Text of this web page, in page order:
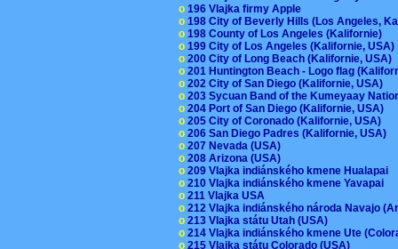
o 196 Vlajka firmy Apple
o 198 City of Beverly Hills (Los Angeles,
o 198 County of Los Angeles (Kalifornie)
o 199 City of Los Angeles (Kalifornie,
o 200 City of Long Beach (Kalifornie, USA)
o 201 Huntington Beach - Logo flag
o 202 City of San Diego (Kalifornie, USA)
o 203 Sycuan Band of the Kumeyaay
o 204 Port of San Diego (Kalifornie, USA)
o 205 City of Coronado (Kalifornie, USA)
o 206 San Diego Padres (Kalifornie, USA)
o 207 Nevada (USA)
o 208 Arizona (USA)
o 209 Vlajka indiánského kmene Hualapai
o 210 Vlajka indiánského kmene Yavapai
o 211 Vlajka USA
o 212 Vlajka indiánského národa Navajo
o 213 Vlajka státu Utah (USA)
o 214 Vlajka indiánského kmene Ute
o 215 Vlajka státu Colorado (USA)